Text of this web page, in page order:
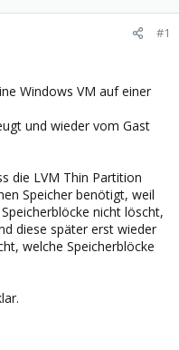
#1
Windows VM auf einer
und wieder vom Gast
die LVM Thin Partition
Speicher benötigt, weil
nicht löscht,
diese später erst wieder
welche Speicherblöcke